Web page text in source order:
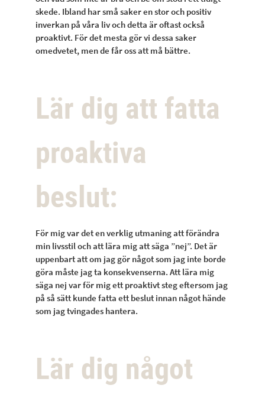
skede. Ibland har små saker en stor och positiv
inverkan på våra liv och detta är oftast också
proaktivt. För det mesta gör vi dessa saker
omedvetet, men de får oss att må bättre.
Lär dig att fatta
proaktiva
beslut:
För mig var det en verklig utmaning att förändra
min livsstil och att lära mig att säga ”nej”. Det är
uppenbart att om jag gör något som jag inte borde
göra måste jag ta konsekvenserna. Att lära mig
säga nej var för mig ett proaktivt steg eftersom jag
på så sätt kunde fatta ett beslut innan något hände
som jag tvingades hantera.
Lär dig något